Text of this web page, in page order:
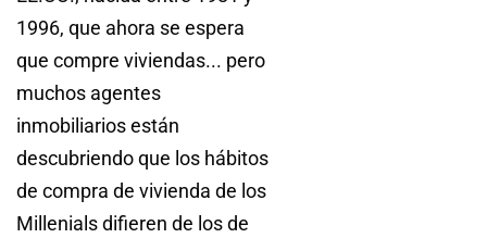
1996, que ahora se espera
que compre viviendas... pero
muchos agentes
inmobiliarios están
descubriendo que los hábitos
de compra de vivienda de los
Millenials difieren de los de